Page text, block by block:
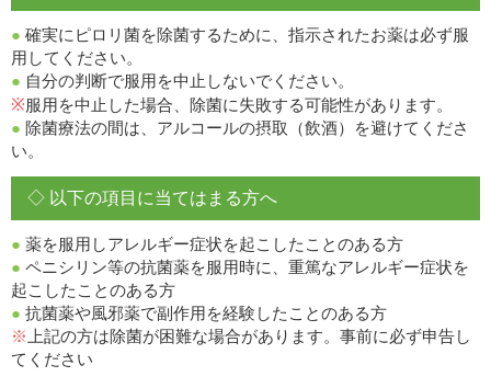
● 確実にピロリ菌を除菌するために、指示されたお薬は必ず服
用してください。
● 自分の判断で服用を中止しないでください。
※服用を中止した場合、除菌に失敗する可能性があります。
● 除菌療法の間は、アルコールの摂取（飲酒）を避けてくださ
い。
◇ 以下の項目に当てはまる方へ
● 薬を服用しアレルギー症状を起こしたことのある方
● ペニシリン等の抗菌薬を服用時に、重篤なアレルギー症状を
起こしたことのある方
● 抗菌薬や風邪薬で副作用を経験したことのある方
※ 上記の方は除菌が困難な場合があります。事前に必ず申告し
てください